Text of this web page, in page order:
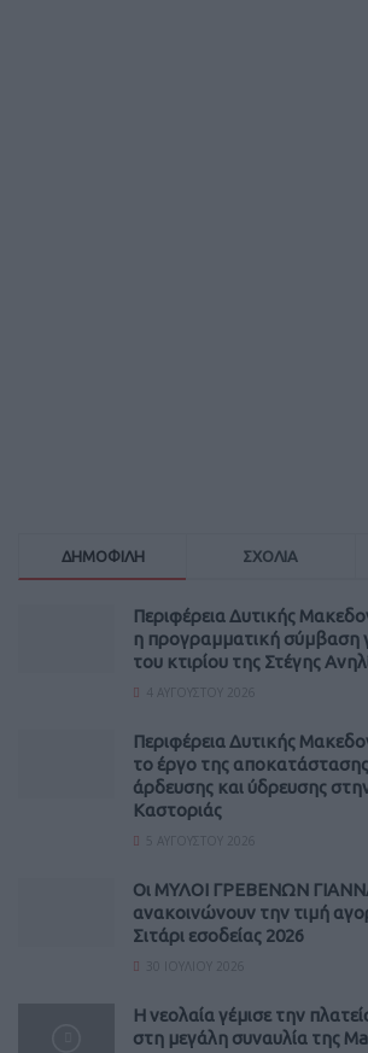
ΔΗΜΟΦΙΛΗ ΣΧΟΛΙΑ
Περιφέρεια Δυτικής
η προγραμματική σύμβαση
του κτιρίου της Στέγης
Περιφέρεια Δυτικής
το έργο της
άρδευσης και ύδρευσης
Καστοριάς
Οι ΜΥΛΟΙ ΓΡΕΒΕΝΩΝ
ανακοινώνουν την τιμή
Σιτάρι εσοδείας 2026
Η νεολαία γέμισε την
στη μεγάλη συναυλία της